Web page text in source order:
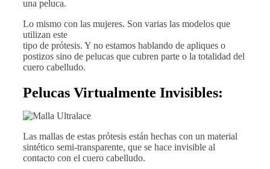
una peluca.
Lo mismo con las mujeres. Son varias las modelos que
utilizan este
tipo de prótesis. Y no estamos hablando de apliques o
postizos sino de pelucas que cubren parte o la totalidad del
cuero cabelludo.
Pelucas Virtualmente Invisibles:
Las mallas de estas prótesis están hechas con un material
sintético semi-transparente, que se hace invisible al
contacto con el cuero cabelludo.